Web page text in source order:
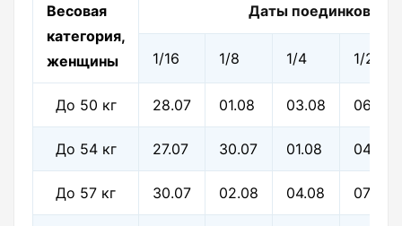
Весовая
категория,
женщины
Даты поединков
1/16 1/8 1/4 1/2
До 50 кг 28.07 01.08 03.08 06.08
До 54 кг 27.07 30.07 01.08 04.08
До 57 кг 30.07 02.08 04.08 07.08